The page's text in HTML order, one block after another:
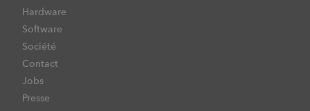
Hardware
Software
Société
Contact
Jobs
Presse